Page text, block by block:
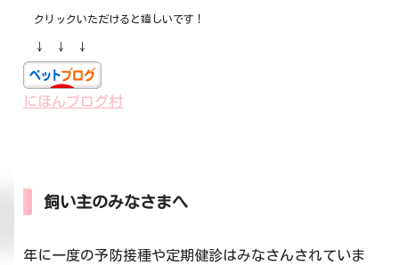
クリックいただけると嬉しいです！
↓ ↓ ↓
にほんブログ村
飼い主のみなさまへ
年に一度の予防接種や定期健診はみなさんされていま